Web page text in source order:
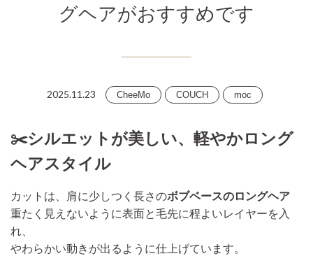
グヘアがおすすめです
2025.11.23 CheeMo COUCH moc
✂️シルエットが美しい、軽やかロング
ヘアスタイル
カットは、肩に少しつく長さのボブベースのロングヘア
重たく見えないように表面と毛先に程よいレイヤーを入
れ、
やわらかい動きが出るように仕上げています。